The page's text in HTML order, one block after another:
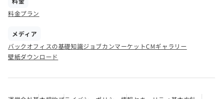
料金プラン
メディア
バックオフィスの基礎知識ジョブカンマーケットCMギャラリー
壁紙ダウンロード